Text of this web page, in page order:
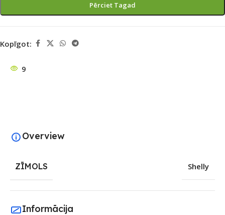
Pērciet Tagad
Kopīgot:
9
Overview
ZĪMOLS Shelly
Informācija